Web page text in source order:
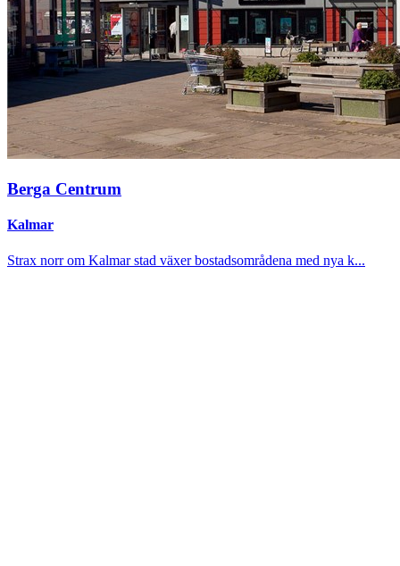
Berga Centrum
Kalmar
Strax norr om Kalmar stad växer bostadsområdena med nya k...